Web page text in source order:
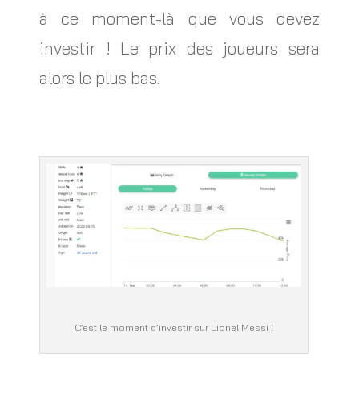
à ce moment-là que vous devez
investir ! Le prix des joueurs sera
alors le plus bas.
C’est le moment d’investir sur Lionel Messi !